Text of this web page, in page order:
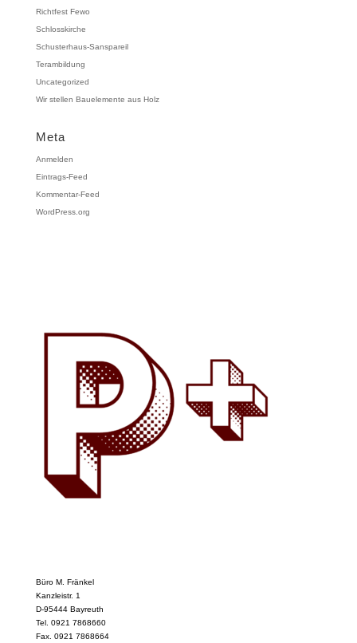
Richtfest Fewo
Schlosskirche
Schusterhaus-Sanspareil
Terambildung
Uncategorized
Wir stellen Bauelemente aus Holz
Meta
Anmelden
Eintrags-Feed
Kommentar-Feed
WordPress.org
Büro M. Fränkel
Kanzleistr. 1
D-95444 Bayreuth
Tel. 0921 7868660
Fax. 0921 7868664